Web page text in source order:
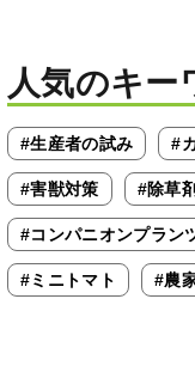
人気のキー
#生産者の試み #
#害獣対策 #除草剤
#コンパニオンプラン
#ミニトマト #農